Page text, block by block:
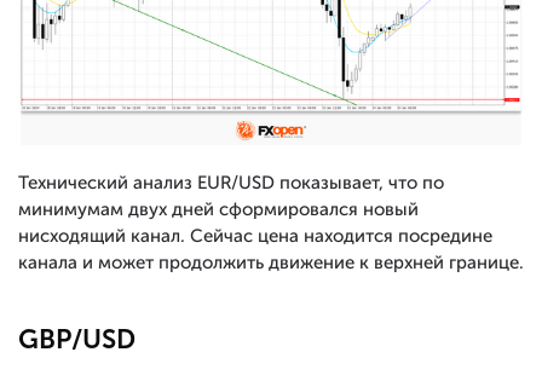
Технический анализ EUR/USD показывает, что по
минимумам двух дней сформировался новый
нисходящий канал. Сейчас цена находится посредине
канала и может продолжить движение к верхней границе.
GBP/USD